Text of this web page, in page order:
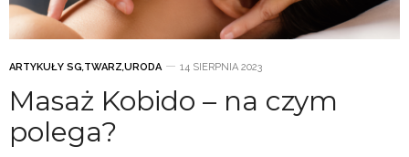
ARTYKUŁY SG,TWARZ,URODA 14 SIERPNIA 2023
Masaż Kobido – na czym
polega?